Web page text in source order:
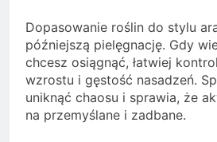
Dopasowanie roślin do stylu
późniejszą pielęgnację. Gdy
chcesz osiągnąć, łatwiej
wzrostu i gęstość nasadzeń.
uniknąć chaosu i sprawia, że
na przemyślane i zadbane.